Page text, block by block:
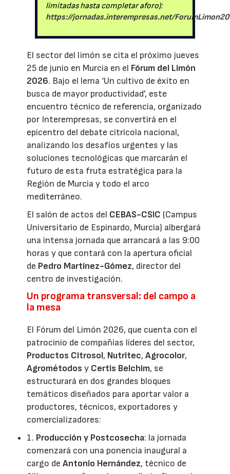
limitadas hasta completar aforo):
https://jornadas.interempresas.net/
El sector del limón se cita el próximo jueves
25 de junio en Murcia en el Fórum del Limón
2026. Bajo el lema ‘Un cultivo de éxito en
busca de mayor productividad’, este
encuentro técnico de referencia, organizado
por Interempresas, se convertirá en el
epicentro del debate citrícola nacional,
analizando los desafíos urgentes y las
soluciones tecnológicas que marcarán el
futuro de esta fruta estratégica para la
Región de Murcia y todo el arco
mediterráneo.
El salón de actos del CEBAS-CSIC (Campus
Universitario de Espinardo, Murcia) albergará
una intensa jornada que arrancará a las 9:00
horas y que contará con la apertura oficial
de Pedro Martínez-Gómez, director del
centro de investigación.
Un programa transversal: del campo a
la mesa
El Fórum del Limón 2026, que cuenta con el
patrocinio de compañías líderes del sector,
Productos Citrosol, Nutritec,Agrocolor,
Agrométodos y Certis Belchim, se
estructurará en dos grandes bloques
temáticos diseñados para aportar valor a
productores, técnicos, exportadores y
comercializadores:
1. Producción y Postcosecha: la jornada
comenzará con una ponencia inaugural a
cargo deAntonio Hernández, técnico de